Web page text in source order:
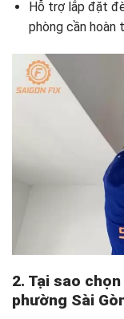
Hỗ trợ lắp đặt
phòng cần hoàn
2. Tại sao
phường Sài